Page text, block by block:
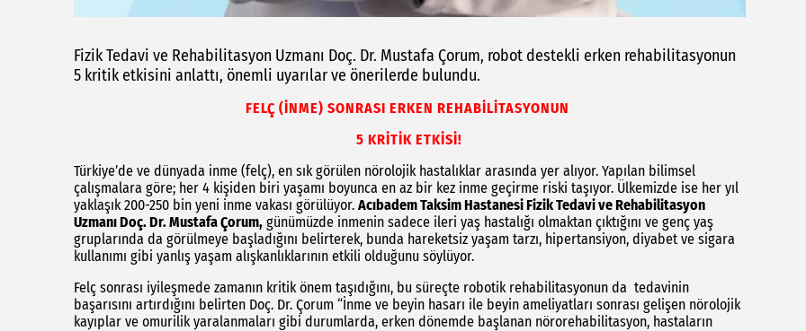
Fizik Tedavi ve Rehabilitasyon Uzmanı Doç. Dr. Mustafa Çorum, robot destekli erken rehabilitasyonun
5 kritik etkisini anlattı, önemli uyarılar ve önerilerde bulundu.
FELÇ (İNME) SONRASI ERKEN REHABİLİTASYONUN
5 KRİTİK ETKİSİ!
Türkiye’de ve dünyada inme (felç), en sık görülen nörolojik hastalıklar arasında yer alıyor. Yapılan bilimsel
çalışmalara göre; her 4 kişiden biri yaşamı boyunca en az bir kez inme geçirme riski taşıyor. Ülkemizde ise her yıl
yaklaşık 200-250 bin yeni inme vakası görülüyor. Acıbadem Taksim Hastanesi Fizik Tedavi ve Rehabilitasyon
Uzmanı Doç. Dr. Mustafa Çorum, günümüzde inmenin sadece ileri yaş hastalığı olmaktan çıktığını ve genç yaş
gruplarında da görülmeye başladığını belirterek, bunda hareketsiz yaşam tarzı, hipertansiyon, diyabet ve sigara
kullanımı gibi yanlış yaşam alışkanlıklarının etkili olduğunu söylüyor.
Felç sonrası iyileşmede zamanın kritik önem taşıdığını, bu süreçte robotik rehabilitasyonun da tedavinin
başarısını artırdığını belirten Doç. Dr. Çorum “İnme ve beyin hasarı ile beyin ameliyatları sonrası gelişen nörolojik
kayıplar ve omurilik yaralanmaları gibi durumlarda, erken dönemde başlanan nörorehabilitasyon, hastaların